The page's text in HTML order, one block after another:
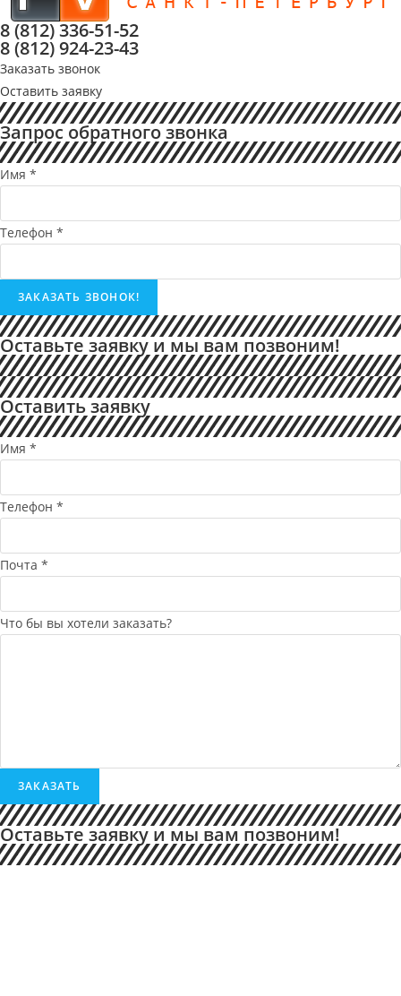
8 (812) 336-51-52
8 (812) 924-23-43
Заказать звонок
Оставить заявку
Запрос обратного звонка
Имя *
Телефон *
ЗАКАЗАТЬ ЗВОНОК!
Оставьте заявку и мы вам позвоним!
Оставить заявку
Имя *
Телефон *
Почта *
Что бы вы хотели заказать?
ЗАКАЗАТЬ
Оставьте заявку и мы вам позвоним!